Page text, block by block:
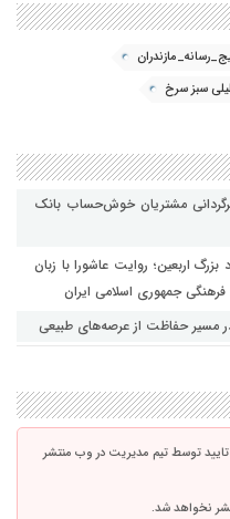
سبز سرخ
مشتریان خوش‌حساب بانک
اربعین؛ روایت عاشورا با زبان
جمهوری اسلامی ایران
مسیر حفاظت از عرصه‌های طبیعی
توسط تیم مدیریت در وب منتشر
نخواهد شد.